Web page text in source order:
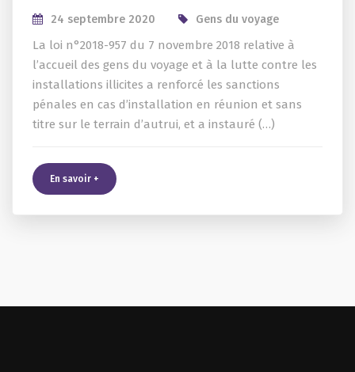
24 septembre 2020 Gens du voyage
La loi n°2018-957 du 7 novembre 2018 relative à
l’accueil des gens du voyage et à la lutte contre les
installations illicites a renforcé les sanctions
pénales en cas d’installation en réunion et sans
titre sur le terrain d’autrui, et a instauré (…)
En savoir +